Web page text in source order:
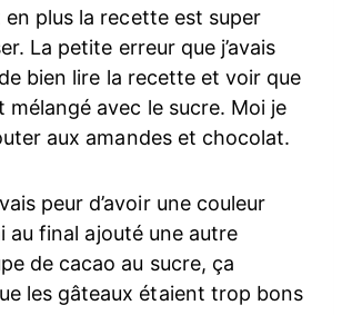
en plus la recette est super
La petite erreur que j’avais
bien lire la recette et voir que
mélangé avec le sucre. Moi je
aux amandes et chocolat.
peur d’avoir une couleur
au final ajouté une autre
de cacao au sucre, ça
les gâteaux étaient trop bons